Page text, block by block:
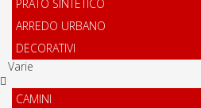
PRATO SINTETICO
ARREDO URBANO
DECORATIVI
Varie
CAMINI